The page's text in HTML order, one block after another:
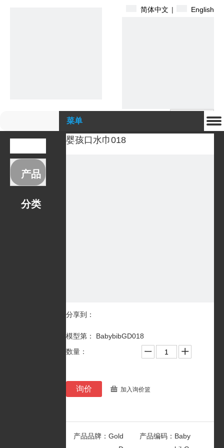
简体中文 | English
菜单
产品
分类
婴孩口水巾018
分享到：
模型第： BabybibGD018
数量：
询价 加入询价篮
产品品牌： Gold
产品编码： Baby